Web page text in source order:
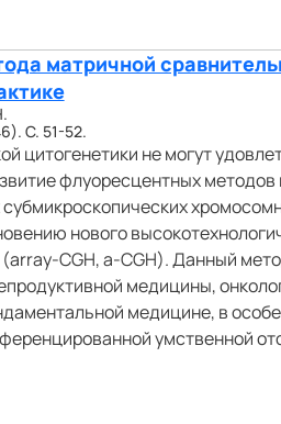
матричной
С. 51-52.
цитогенетики не могут
флуоресцентных методов
нового
CGH, a-CGH). Данный
медицины,
медицине, в
умственной